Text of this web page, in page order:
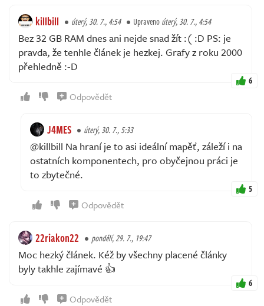
killbill úterý, 30. 7., 4:54 Upravenoúterý, 30. 7., 4:54
Bez 32 GB RAM dnes ani nejde snad žít :( :D PS: je
pravda, že tenhle článek je hezkej. Grafy z roku 2000
přehledně :-D
6
Odpovědět
J4MES úterý, 30. 7., 5:33
@killbill Na hraní je to asi ideální mapěť, záleží i na
ostatních komponentech, pro obyčejnou práci je
to zbytečné.
5
Odpovědět
22riakon22 pondělí, 29. 7., 19:47
Moc hezký článek. Kéž by všechny placené články
byly takhle zajímavé 👍
6
Odpovědět